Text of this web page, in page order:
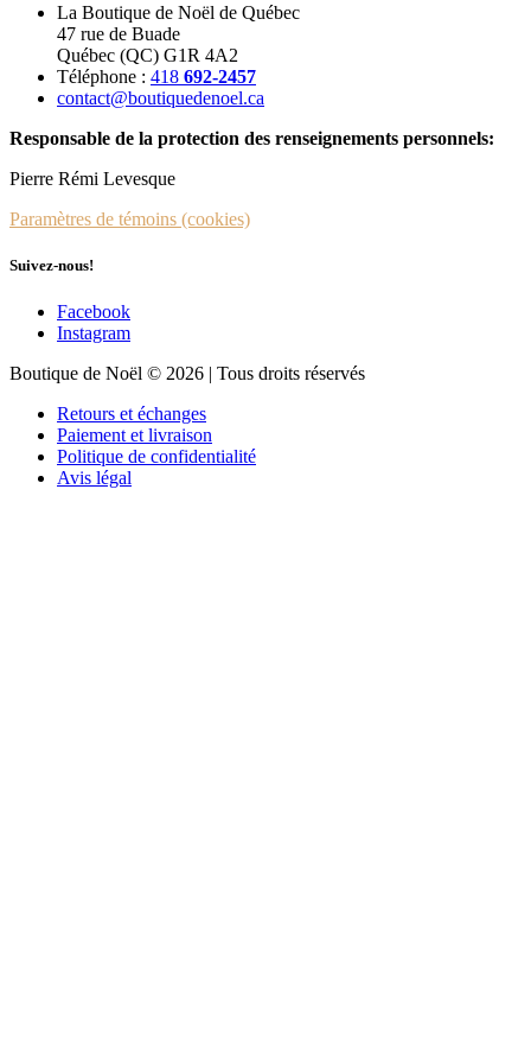
La Boutique de Noël de Québec
47 rue de Buade
Québec (QC) G1R 4A2
Téléphone : 418 692-2457
contact@boutiquedenoel.ca
Responsable de la protection des renseignements personnels:
Pierre Rémi Levesque
Paramètres de témoins (cookies)
Suivez-nous!
Facebook
Instagram
Boutique de Noël © 2026 | Tous droits réservés
Retours et échanges
Paiement et livraison
Politique de confidentialité
Avis légal